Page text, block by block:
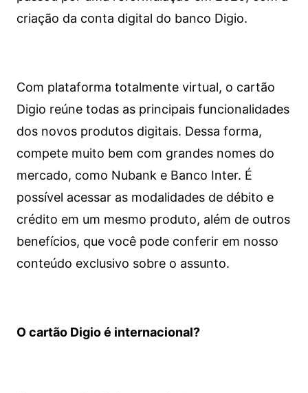
criação da conta digital do banco Digio.
Com plataforma totalmente virtual, o cartão
Digio reúne todas as principais funcionalidades
dos novos produtos digitais. Dessa forma,
compete muito bem com grandes nomes do
mercado, como Nubank e Banco Inter. É
possível acessar as modalidades de débito e
crédito em um mesmo produto, além de outros
benefícios, que você pode conferir em nosso
conteúdo exclusivo sobre o assunto.
O cartão Digio é internacional?